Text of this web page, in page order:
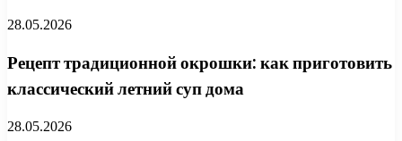
28.05.2026
Рецепт традиционной окрошки: как приготовить
классический летний суп дома
28.05.2026